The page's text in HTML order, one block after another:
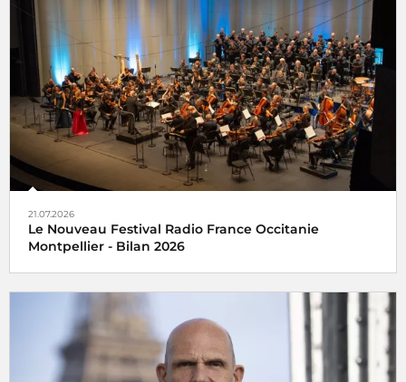
21.07.2026
Le Nouveau Festival Radio France Occitanie
Montpellier - Bilan 2026